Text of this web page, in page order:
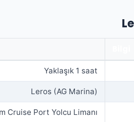
Yaklaşık 1 saat
Leros (AG Marina)
Cruise Port Yolcu Limanı